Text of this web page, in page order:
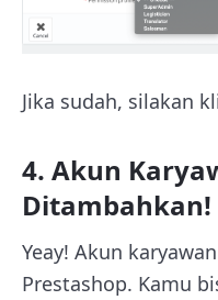
Jika sudah, silakan
4. Akun
Ditambahkan!
Yeay! Akun
Prestashop. Kamu